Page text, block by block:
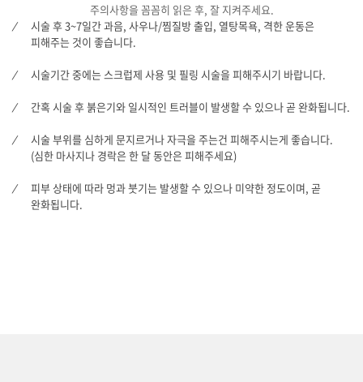
주의사항을 꼼꼼히 읽은 후, 잘 지켜주세요.
시술 후 3~7일간 과음, 사우나/찜질방 출입, 열탕목욕, 격한 운동은
피해주는 것이 좋습니다.
시술기간 중에는 스크럽제 사용 및 필링 시술을 피해주시기 바랍니다.
간혹 시술 후 붉은기와 일시적인 트러블이 발생할 수 있으나 곧 완화됩니다.
시술 부위를 심하게 문지르거나 자극을 주는건 피해주시는게 좋습니다.
(심한 마사지나 경락은 한 달 동안은 피해주세요)
피부 상태에 따라 멍과 붓기는 발생할 수 있으나 미약한 정도이며, 곧
완화됩니다.